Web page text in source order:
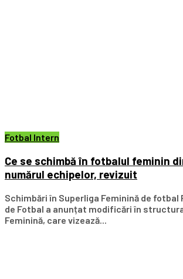
Fotbal Intern
Ce se schimbă în fotbalul feminin
numărul echipelor, revizuit
Schimbări în Superliga Feminină de fotbal
de Fotbal a anunțat modificări în
Feminină, care vizează...